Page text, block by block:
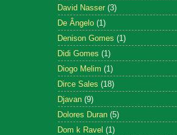
David Nasser (3)
De Ângelo (1)
Denison Gomes (1)
Didi Gomes (1)
Diogo Melim (1)
Dirce Sales (18)
Djavan (9)
Dolores Duran (5)
Dom k Ravel (1)